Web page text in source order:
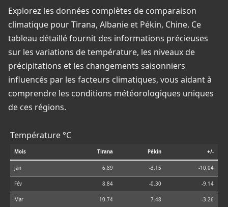
Explorez les données complètes de comparaison
climatique pour Tirana, Albanie et Pékin, Chine. Ce
tableau détaillé fournit des informations précieuses
sur les variations de température, les niveaux de
précipitations et les changements saisonniers
influencés par les facteurs climatiques, vous aidant à
comprendre les conditions météorologiques uniques
de ces régions.
Température °C
Mois Tirana Pékin +/-
Jan 6.89 -3.15 -10.04
Fév 8.84 -0.30 -9.14
Mar 10.74 7.48 -3.26